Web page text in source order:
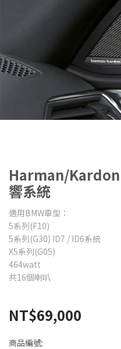
Harman/Kardon
響系統
適用BMW車型：
5系列(F10)
5系列(G30) ID7 / ID6系統
X5系列(G05)
464watt
共16個喇叭
NT$69,000
商品編號: